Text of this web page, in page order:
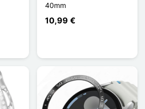
40mm
10,99 €